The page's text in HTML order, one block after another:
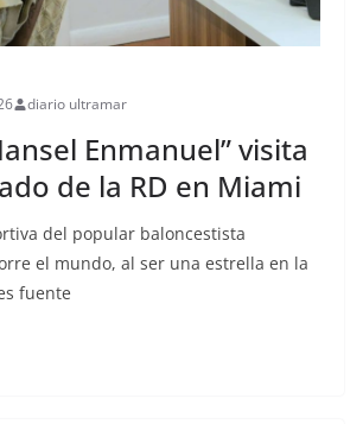
diario ultramar
Enmanuel” visita
de la RD en Miami
del popular baloncestista
el mundo, al ser una estrella en la
fuente